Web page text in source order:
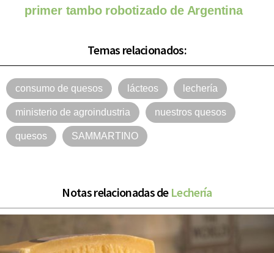
primer tambo robotizado de Argentina
Temas relacionados:
consumo de quesos lácteos lechería
ministerio de agroindustria nuestros quesos
quesos SAMMARTINO
Notas relacionadas de Lechería